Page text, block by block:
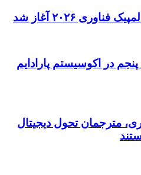
۲۰۲۶ آغاز شد
در اکوسیستم پارادایم
مترجمان تحول دیجیتال